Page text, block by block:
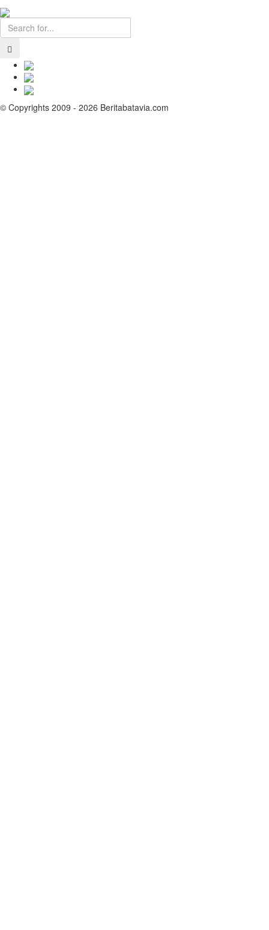
© Copyrights 2009 - 2026 Beritabatavia.com